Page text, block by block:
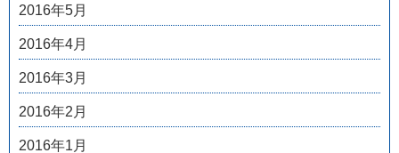
2016年5月
2016年4月
2016年3月
2016年2月
2016年1月